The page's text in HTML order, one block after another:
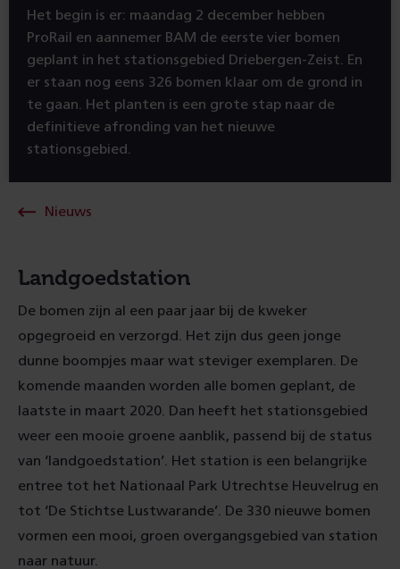
Het begin is er: maandag 2 december hebben
ProRail en aannemer BAM de eerste vier bomen
geplant in het stationsgebied Driebergen-Zeist. En
er staan nog eens 326 bomen klaar om de grond in
te gaan. Het planten is een grote stap naar de
definitieve afronding van het nieuwe
stationsgebied.
Nieuws
Landgoedstation
De bomen zijn al een paar jaar bij de kweker
opgegroeid en verzorgd. Het zijn dus geen jonge
dunne boompjes maar wat steviger exemplaren. De
komende maanden worden alle bomen geplant, de
laatste in maart 2020. Dan heeft het stationsgebied
weer een mooie groene aanblik, passend bij de status
van ‘landgoedstation’. Het station is een belangrijke
entree tot het Nationaal Park Utrechtse Heuvelrug en
tot ‘De Stichtse Lustwarande’. De 330 nieuwe bomen
vormen een mooi, groen overgangsgebied van station
naar natuur.